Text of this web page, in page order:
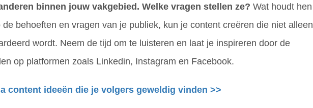
binnen jouw vakgebied. Welke vragen stellen ze? Wat houdt hen
behoeften en vragen van je publiek, kun je content creëren die niet alleen
wordt. Neem de tijd om te luisteren en laat je inspireren door de
op platformen zoals Linkedin, Instagram en Facebook.
content ideeën die je volgers geweldig vinden >>